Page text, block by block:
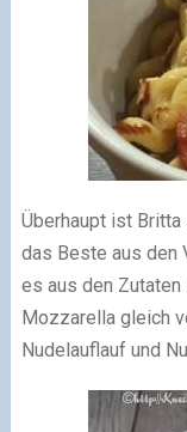
Überhaupt ist
das Beste aus den
es aus den Zutaten
Mozzarella gleich
Nudelauflauf und